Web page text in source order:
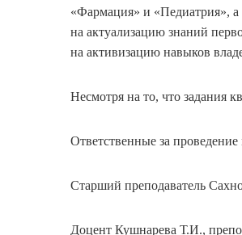
«Фармация» и «Педиатрия»,
на актуализацию знаний
на активизацию навыков
Несмотря на то, что задания
Ответственные за
Старший преподаватель
Доцент Кушнарева Т.И.,